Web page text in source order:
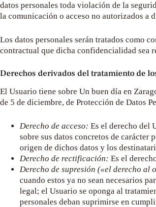
datos personales toda violación de la
la comunicación o acceso no autorizados a
Los datos personales serán tratados como
contractual que dicha confidencialidad sea
Derechos derivados del tratamiento de
El Usuario tiene sobre Un buen día en
de 5 de diciembre, de Protección de Datos
Derecho de acceso: Es el derecho del
sobre sus datos concretos de carácter
origen de dichos datos y los
Derecho de rectificación: Es el
Derecho de supresión («el derecho al
cuando estos ya no sean necesarios
legal; el Usuario se oponga al
personales deban suprimirse en